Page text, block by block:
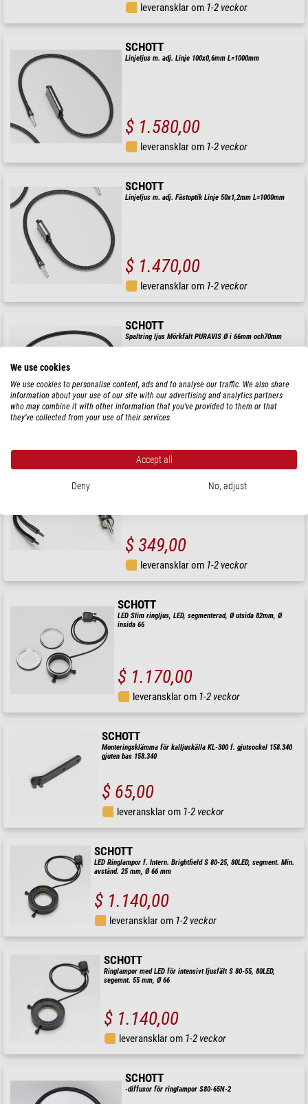
leveransklar om 1-2 veckor
SCHOTT
Linjeljus m. adj. Linje 100x0,6mm L=1000mm
$ 1.580,00
leveransklar om 1-2 veckor
SCHOTT
Linjeljus m. adj. Fästoptik Linje 50x1,2mm L=1000mm
$ 1.470,00
leveransklar om 1-2 veckor
SCHOTT
Spaltring ljus Mörkfält PURAVIS Ø i 66mm och70mm
$ 1.400,00
SCHOTT
$ 349,00
leveransklar om 1-2 veckor
SCHOTT
LED Slim ringljus, LED, segmenterad, Ø utsida 82mm, Ø
insida 66
$ 1.170,00
leveransklar om 1-2 veckor
SCHOTT
Monteringsklämma för kalljuskälla KL-300 f. gjutsockel 158.340
gjuten bas 158.340
$ 65,00
leveransklar om 1-2 veckor
SCHOTT
LED Ringlampor f. Intern. Brightfield S 80-25, 80LED, segment. Min.
avstånd. 25 mm, Ø 66 mm
$ 1.140,00
leveransklar om 1-2 veckor
SCHOTT
Ringlampor med LED för intensivt ljusfält S 80-55, 80LED,
segemnt. 55 mm, Ø 66
$ 1.140,00
leveransklar om 1-2 veckor
SCHOTT
-diffusor för ringlampor S80-65N-2
We use cookies
We use cookies to personalise content, ads and to analyse our traffic. We also share
information about your use of our site with our advertising and analytics partners
who may combine it with other information that you’ve provided to them or that
they’ve collected from your use of their services
Accept all
Deny No, adjust